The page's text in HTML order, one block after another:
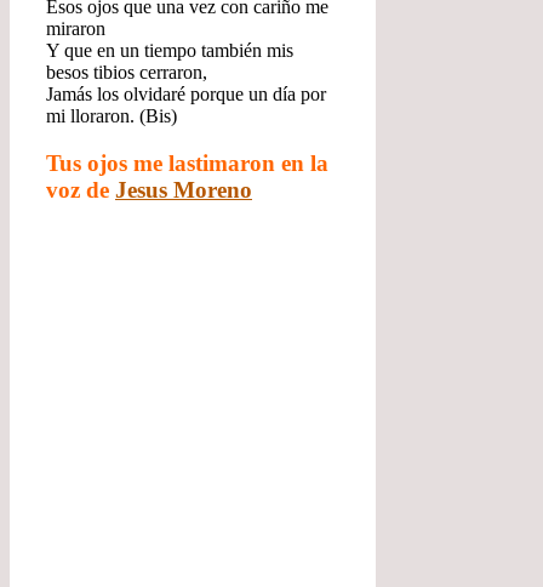
Esos ojos que una vez con cariño me
miraron
Y que en un tiempo también mis
besos tibios cerraron,
Jamás los olvidaré porque un día por
mi lloraron. (Bis)
Tus ojos me lastimaron en la
voz de Jesus Moreno